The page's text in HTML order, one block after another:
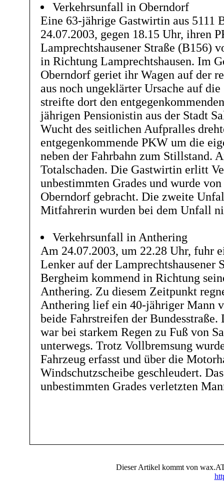
Verkehrsunfall in Oberndorf
Eine 63-jährige Gastwirtin aus 5111
24.07.2003, gegen 18.15 Uhr, ihren
Lamprechtshausener Straße (B156)
in Richtung Lamprechtshausen. Im
Oberndorf geriet ihr Wagen auf der
aus noch ungeklärter Ursache auf
streifte dort den
jährigen Pensionistin aus der Stadt
Wucht des seitlichen Aufpralles
entgegenkommende PKW um die
neben der Fahrbahn zum Stillstand.
Totalschaden. Die Gastwirtin erlitt
unbestimmten Grades und wurde
Oberndorf gebracht. Die zweite
Mitfahrerin wurden bei dem Unfall
Verkehrsunfall in Anthering
Am 24.07.2003, um 22.28 Uhr, fuhr
Lenker auf der Lamprechtshausener
Bergheim kommend in Richtung
Anthering. Zu diesem Zeitpunkt
Anthering lief ein 40-jähriger Mann
beide Fahrstreifen der Bundesstraße.
war bei starkem Regen zu Fuß von
unterwegs. Trotz Vollbremsung
Fahrzeug erfasst und über die
Windschutzscheibe geschleudert.
unbestimmten Grades verletzten
Dieser Artikel kommt von